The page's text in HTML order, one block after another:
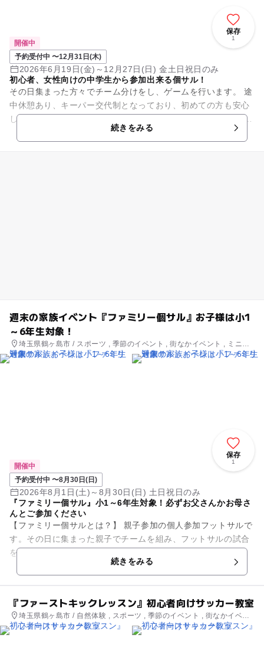
保存
1
開催中
予約受付中 〜12月31日(木)
2026年6月19日(金)～12月27日(日) 金土日祝日のみ
初心者、女性向けの中学生から参加出来る個サル！
その日集まった方々でチーム分けをし、ゲームを行います。 途
中休憩あり、キーパー交代制となっており、初めての方も安心
してご参加可能です。 エンジョイ志向であれば、経験者・女性
続きをみる
週末の家族イベント『ファミリー個サル』お子様は小1
～6年生対象！
埼玉県鶴ヶ島市 / スポーツ , 季節のイベント , 街なかイベント , ミニイ
ベント
保存
1
開催中
予約受付中 〜8月30日(日)
2026年8月1日(土)～8月30日(日) 土日祝日のみ
『ファミリー個サル』小1～6年生対象！必ずお父さんかお母さ
んとご参加ください
【ファミリー個サルとは？】 親子参加の個人参加フットサルで
す。その日に集まった親子でチームを組み、フットサルの試合
を2時間たっぷり楽しむコンテンツです！ 「子供とサッカー、
続きをみる
『ファーストキックレッスン』初心者向けサッカー教室
埼玉県鶴ヶ島市 / 自然体験 , スポーツ , 季節のイベント , 街なかイベン
ト , ミニイベント